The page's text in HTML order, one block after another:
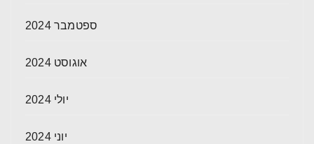
ספטמבר 2024
אוגוסט 2024
יולי 2024
יוני 2024